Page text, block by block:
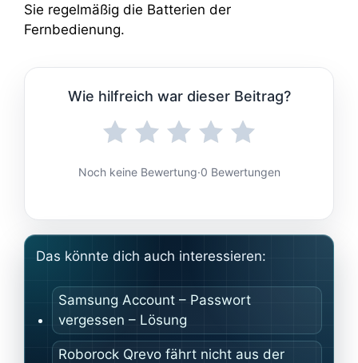
Sie regelmäßig die Batterien der
Fernbedienung.
Wie hilfreich war dieser Beitrag?
Noch keine Bewertung·0 Bewertungen
Das könnte dich auch interessieren:
Samsung Account – Passwort
vergessen – Lösung
Roborock Qrevo fährt nicht aus der